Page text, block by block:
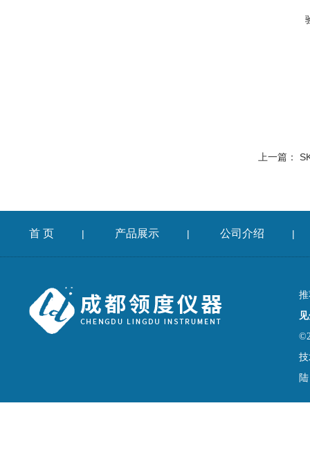
上一篇：
首 页 | 产品展示 | 公司介绍 |
陆